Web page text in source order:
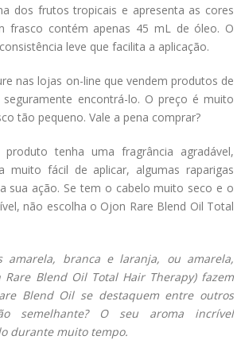
dos frutos tropicais e apresenta as cores
frasco contém apenas 45 mL de óleo. O
leve que facilita a aplicação.
nas lojas on-line que vendem produtos de
encontrá-lo. O preço é muito
tão pequeno. Vale a pena comprar?
tenha uma fragrância agradável,
muito fácil de aplicar, algumas raparigas
sua ação. Se tem o cabelo muito seco e o
não escolha o Ojon Rare Blend Oil Total
amarela, branca e laranja, ou amarela,
Blend Oil Total Hair Therapy) fazem
Blend Oil se destaquem entre outros
semelhante? O seu aroma incrível
durante muito tempo.